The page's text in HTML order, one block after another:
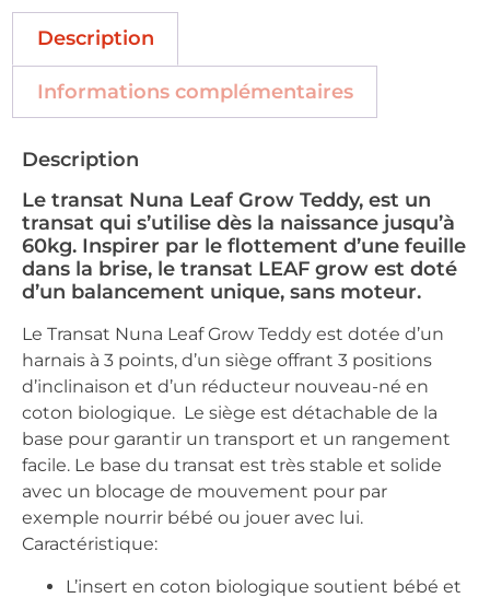
Description
Informations complémentaires
Description
Le transat Nuna Leaf Grow Teddy, est un
transat qui s’utilise dès la naissance jusqu’à
60kg. Inspirer par le flottement d’une feuille
dans la brise, le transat LEAF grow est doté
d’un balancement unique, sans moteur.
Le Transat Nuna Leaf Grow Teddy est dotée d’un
harnais à 3 points, d’un siège offrant 3 positions
d’inclinaison et d’un réducteur nouveau-né en
coton biologique. Le siège est détachable de la
base pour garantir un transport et un rangement
facile. Le base du transat est très stable et solide
avec un blocage de mouvement pour par
exemple nourrir bébé ou jouer avec lui.
Caractéristique:
L’insert en coton biologique soutient bébé et